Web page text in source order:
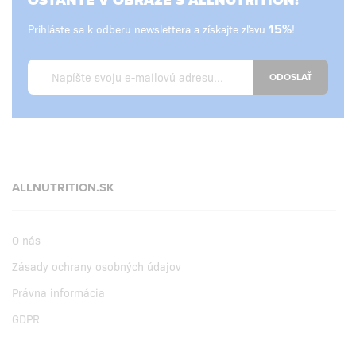
Prihláste sa k odberu newslettera a získajte zľavu 15%!
ODOSLAŤ
ALLNUTRITION.SK
O nás
Zásady ochrany osobných údajov
Právna informácia
GDPR